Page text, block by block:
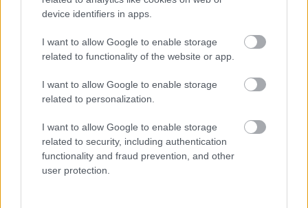
device identifiers in apps.
I want to allow Google to enable storage
related to functionality of the website or app.
I want to allow Google to enable storage
related to personalization.
I want to allow Google to enable storage
related to security, including authentication
functionality and fraud prevention, and other
user protection.
Διαβάστε επίσης